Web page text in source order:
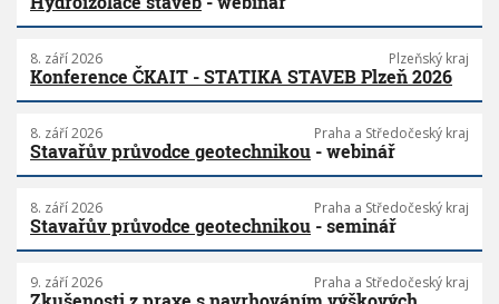
8. září 2026 Plzeňský kraj
Konference ČKAIT - STATIKA STAVEB Plzeň 2026
8. září 2026 Praha a Středočeský kraj
Stavařův průvodce geotechnikou - webinář
8. září 2026 Praha a Středočeský kraj
Stavařův průvodce geotechnikou - seminář
9. září 2026 Praha a Středočeský kraj